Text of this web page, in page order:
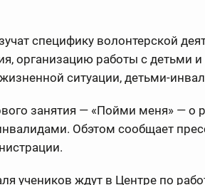
специфику волонтерской
организацию работы с детьми
ситуации, детьми-
занятия — «Пойми меня» — о
Обэтом сообщает
учеников ждут в Центре по